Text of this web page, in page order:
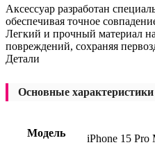
Аксессуар разработан
обеспечивая точное
Легкий и прочный материал
повреждений, сохраняя
Детали
Основные характеристики
Модель
iPhone 15 Pro